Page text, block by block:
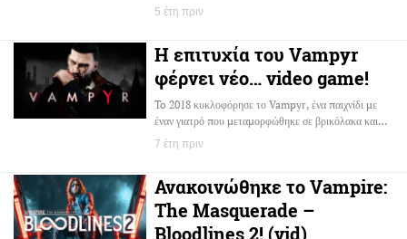
5 έτη πριν
Η επιτυχία του Vampyr
φέρνει νέο… video game!
To 2018 κυκλοφόρησε το Vampyr, ένα παιχνίδι με
έναν γιατρό που μεταμορφώθηκε σε βρικόλακα και…
7 έτη πριν
Ανακοινώθηκε το Vampire:
The Masquerade –
Bloodlines 2! (vid)